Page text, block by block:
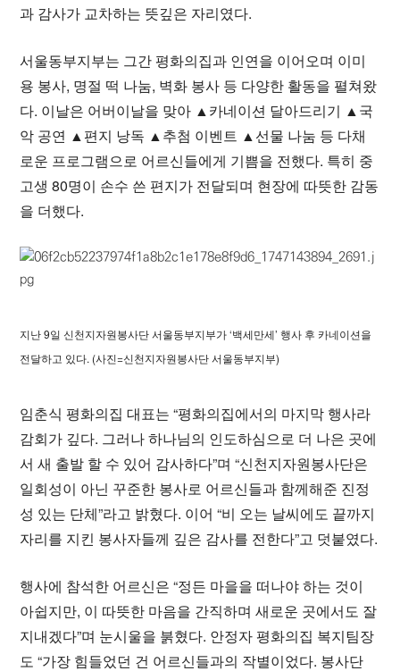
과 감사가 교차하는 뜻깊은 자리였다.
서울동부지부는 그간 평화의집과 인연을 이어오며 이미
용 봉사, 명절 떡 나눔, 벽화 봉사 등 다양한 활동을 펼쳐왔
다. 이날은 어버이날을 맞아 ▲카네이션 달아드리기 ▲국
악 공연 ▲편지 낭독 ▲추첨 이벤트 ▲선물 나눔 등 다채
로운 프로그램으로 어르신들에게 기쁨을 전했다. 특히 중
고생 80명이 손수 쓴 편지가 전달되며 현장에 따뜻한 감동
을 더했다.
지난 9일 신천지자원봉사단 서울동부지부가 ‘백세만세’ 행사 후 카네이션을
전달하고 있다. (사진=신천지자원봉사단 서울동부지부)
임춘식 평화의집 대표는 “평화의집에서의 마지막 행사라
감회가 깊다. 그러나 하나님의 인도하심으로 더 나은 곳에
서 새 출발 할 수 있어 감사하다”며 “신천지자원봉사단은
일회성이 아닌 꾸준한 봉사로 어르신들과 함께해준 진정
성 있는 단체”라고 밝혔다. 이어 “비 오는 날씨에도 끝까지
자리를 지킨 봉사자들께 깊은 감사를 전한다”고 덧붙였다.
행사에 참석한 어르신은 “정든 마을을 떠나야 하는 것이
아쉽지만, 이 따뜻한 마음을 간직하며 새로운 곳에서도 잘
지내겠다”며 눈시울을 붉혔다. 안정자 평화의집 복지팀장
도 “가장 힘들었던 건 어르신들과의 작별이었다. 봉사단